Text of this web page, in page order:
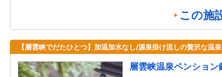
この施
【層雲峡でだたひとつ】加温加水なし/源泉掛け流しの贅沢な温泉
層雲峡温泉ペンション